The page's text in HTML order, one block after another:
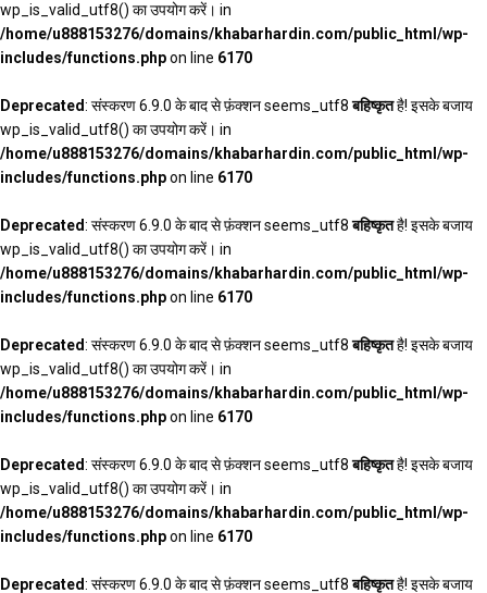
wp_is_valid_utf8() का उपयोग करें। in
/home/u888153276/domains/khabarhardin.com/public_html/wp-
includes/functions.phpon line 6170
Deprecated: संस्करण 6.9.0 के बाद से फ़ंक्शन seems_utf8बहिष्कृतहै! इसके बजाय
wp_is_valid_utf8() का उपयोग करें। in
/home/u888153276/domains/khabarhardin.com/public_html/wp-
includes/functions.phpon line 6170
Deprecated: संस्करण 6.9.0 के बाद से फ़ंक्शन seems_utf8बहिष्कृतहै! इसके बजाय
wp_is_valid_utf8() का उपयोग करें। in
/home/u888153276/domains/khabarhardin.com/public_html/wp-
includes/functions.phpon line 6170
Deprecated: संस्करण 6.9.0 के बाद से फ़ंक्शन seems_utf8बहिष्कृतहै! इसके बजाय
wp_is_valid_utf8() का उपयोग करें। in
/home/u888153276/domains/khabarhardin.com/public_html/wp-
includes/functions.phpon line 6170
Deprecated: संस्करण 6.9.0 के बाद से फ़ंक्शन seems_utf8बहिष्कृतहै! इसके बजाय
wp_is_valid_utf8() का उपयोग करें। in
/home/u888153276/domains/khabarhardin.com/public_html/wp-
includes/functions.phpon line 6170
Deprecated: संस्करण 6.9.0 के बाद से फ़ंक्शन seems_utf8बहिष्कृतहै! इसके बजाय